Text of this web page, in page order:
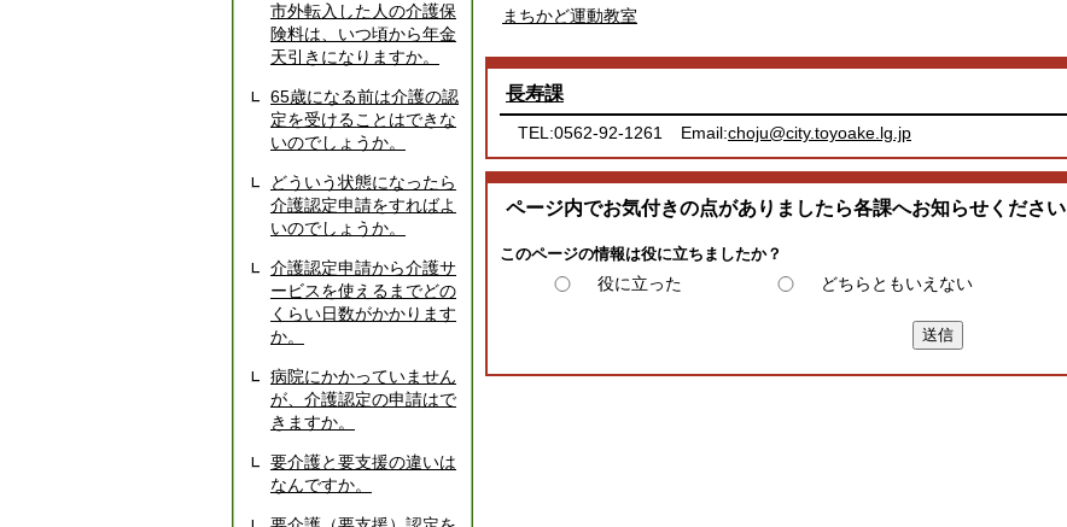
市外転入した人の介護保
険料は、いつ頃から年金
天引きになりますか。
65歳になる前は介護の認
定を受けることはできな
いのでしょうか。
どういう状態になったら
介護認定申請をすればよ
いのでしょうか。
介護認定申請から介護サ
ービスを使えるまでどの
くらい日数がかかります
か。
病院にかかっていません
が、介護認定の申請はで
きますか。
要介護と要支援の違いは
なんですか。
まちかど運動教室
長寿課
TEL:0562-92-1261 Email:choju@city.toyoake.lg.jp
ページ内でお気付きの点がありましたら各課へお知らせください
このページの情報は役に立ちましたか？
役に立った どちらともいえない